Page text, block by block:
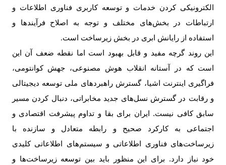
الکترونیکی کردن خدمات و توسعه کاربری فناوری اطلاعات و
ارتباطات در بخش‌های مختلف و توجه به اصلاح فرآیندها و
استفاده از رایانش ابری در بخش زیرساخت است.
این روند گرچه مفید و قابل بهبود است اما نقطه ضعف آن این
است که در آستانه انقلاب هوش مصنوعی، جهش کوانتومی،
فراگیری اینترنت اشیا، گسترش راهبردهای ملی توسعه دیجیتالی
و رقابت در گسترش نسل‌های جدید مخابراتی، دنبال کردن مسیر
سابق کافی نیست. ایران برای بقا و تداوم پیشرفت اقتصادی و
اجتماعی به کارکرد صحیح و رابطه متعادل و سازنده با
زیرساخت‌های فناوری اطلاعاتی و سیستم‌های اطلاعاتی کلیدی
خود نیاز دارد. برای این منظور باید بین توسعه زیرساخت‌ها و